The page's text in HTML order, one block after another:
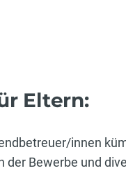
Eltern:
innen
der Bewerbe und